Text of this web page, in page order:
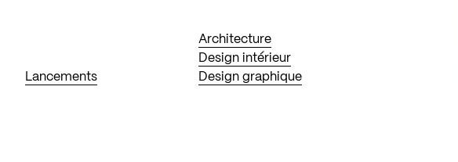
Lancements
Architecture
Design intérieur
Design graphique